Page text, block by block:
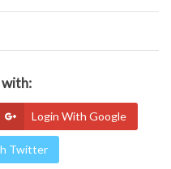
Login With Google
Twitter